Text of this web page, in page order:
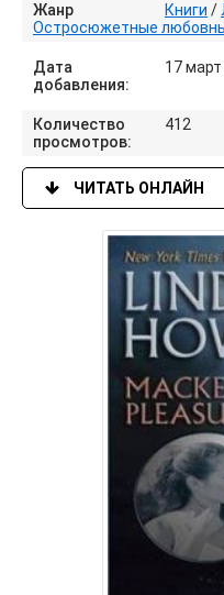
Жанр Книги /
Остросюжетные
Дата
добавления:
17
Количество
просмотров:
412
ЧИТАТЬ ОНЛАЙН